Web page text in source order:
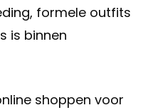
formele outfits
is binnen
shoppen voor